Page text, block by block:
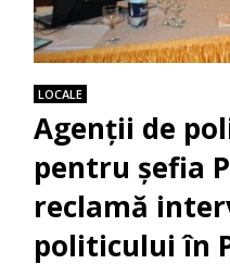
LOCALE
Agenţii de
pentru şefia
reclamă
politicului în